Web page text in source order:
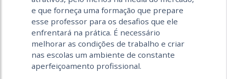
e que forneça uma formação que prepare
esse professor para os desafios que ele
enfrentará na prática. É necessário
melhorar as condições de trabalho e criar
nas escolas um ambiente de constante
aperfeiçoamento profissional.